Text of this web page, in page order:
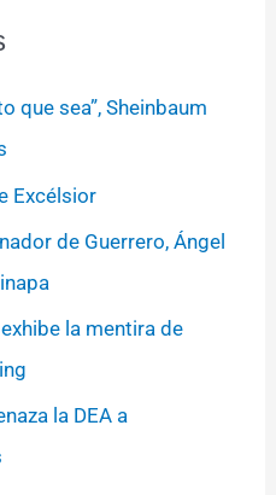
que sea”, Sheinbaum
Excélsior
de Guerrero, Ángel
la mentira de
la DEA a